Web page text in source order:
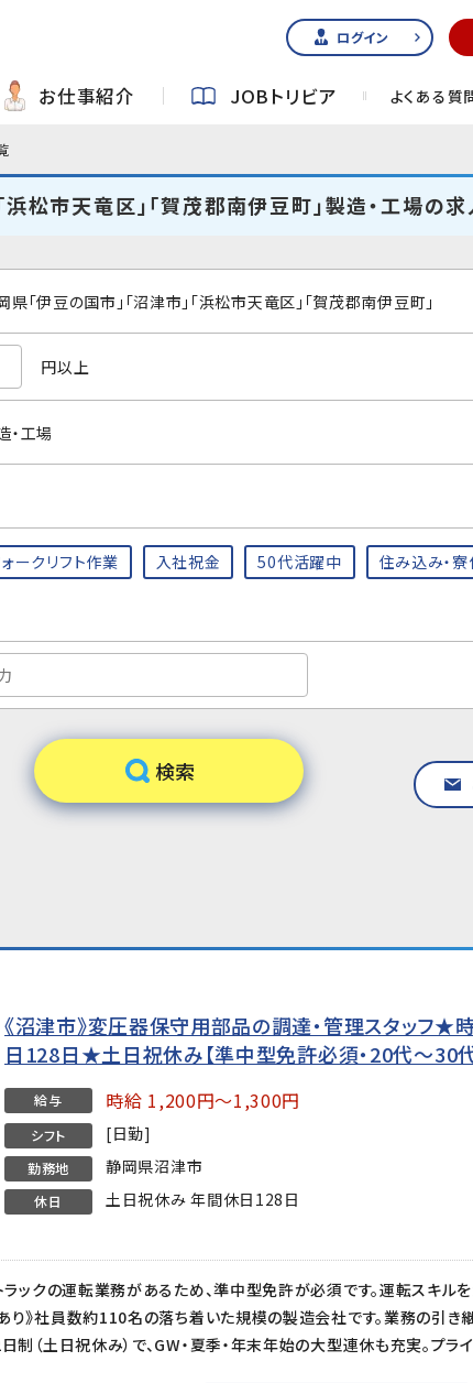
ログイン
お仕事紹介 JOBトリビア よくある質
浜松市天竜区」「賀茂郡南伊豆町」製造・工場の
県「伊豆の国市」「沼津市」「浜松市天竜区」「賀茂郡南伊豆町」
円以上
・工場
ークリフト作業 入社祝金 50代活躍中 住み込み・寮
《沼津市》変圧器保守用部品の調達・管理スタッ
日128日★土日祝休み【準中型免許必須・20代〜30代
給与 時給 1,200円～1,300円
シフト [日勤]
勤務地 静岡県沼津市
休日 土日祝休み 年間休日128日